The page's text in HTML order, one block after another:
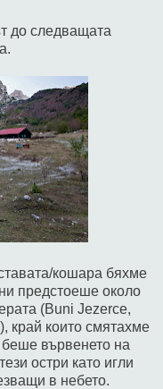
до следващата
кошара бяхме
предстоеше около
(Buni Jezerce,
край които смятахме
вървенето на
остри като игли
в небето.